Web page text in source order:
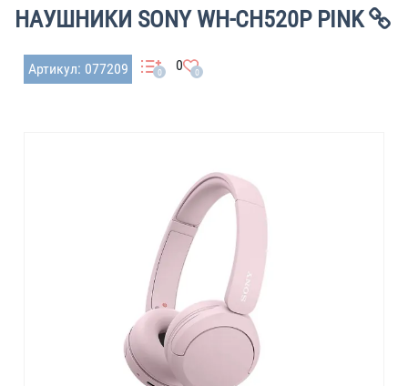
НАУШНИКИ SONY WH-CH520P PINK
Артикул: 077209 0 0 0